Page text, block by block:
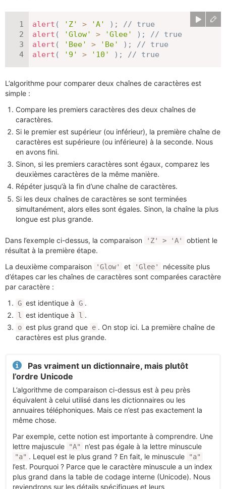
alert ( 'Z' > 'A' ) ;
// true
alert ( 'Glow' > 'Glee' ) ;
// true
alert ( 'Bee' > 'Be' ) ;
// true
alert ( '9' > '10' ) ; // true
L’algorithme pour comparer deux chaînes de caractères est
simple :
Compare les premiers caractères des deux chaînes de
caractères.
Si le premier est supérieur (ou inférieur), la première chaîne de
caractères est supérieure (ou inférieure) à la seconde. Nous
en avons fini.
Sinon, si les premiers caractères sont égaux, comparez les
deuxièmes caractères de la même manière.
Répéter jusqu’à la fin d’une chaîne de caractères.
Si les deux chaînes de caractères se sont terminées
simultanément, alors elles sont égales. Sinon, la chaîne la plus
longue est plus grande.
Dans l’exemple ci-dessus, la comparaison 'Z' > 'A'
obtient le
résultat à la première étape.
La deuxième comparaison
'Glow' et 'Glee'
nécessite plus
d’étapes car les chaînes de caractères sont comparées caractère
par caractère :
G est identique à G .
l est identique à l .
o est plus grand que e . On stop ici. La première chaîne de
caractères est plus grande.
Pas vraiment un dictionnaire, mais plutôt
l’ordre Unicode
L’algorithme de comparaison ci-dessus est à peu près
équivalent à celui utilisé dans les dictionnaires ou les
annuaires téléphoniques. Mais ce n’est pas exactement la
même chose.
Par exemple, cette notion est importante à comprendre. Une
lettre majuscule
"A" n’est pas égale à la lettre minuscule
"a" . Lequel est le plus grand ? En fait, le minuscule "a"
l’est. Pourquoi ? Parce que le caractère minuscule a un index
plus grand dans la table de codage interne (Unicode). Nous
reviendrons sur les détails spécifiques et leurs